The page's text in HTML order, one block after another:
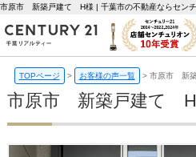
市原市 新築戸建て H様 | 千葉市の不動産ならセン
TOPページ > お客様の声一覧 > 市原市 新
市原市 新築戸建て